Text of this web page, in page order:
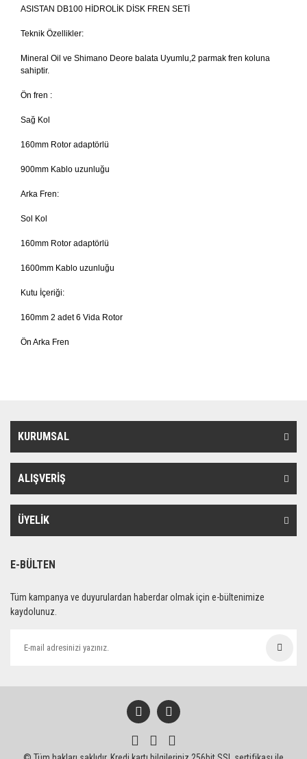
ASISTAN DB100 HİDROLİK DİSK FREN SETİ
Teknik Özellikler:
Mineral Oil ve Shimano Deore balata Uyumlu,2 parmak fren koluna
sahiptir.
Ön fren :
Sağ Kol
160mm Rotor adaptörlü
900mm Kablo uzunluğu
Arka Fren:
Sol Kol
160mm Rotor adaptörlü
1600mm Kablo uzunluğu
Kutu İçeriği:
160mm 2 adet 6 Vida Rotor
Ön Arka Fren
KURUMSAL
ALIŞVERİŞ
ÜYELİK
E-BÜLTEN
Tüm kampanya ve duyurulardan haberdar olmak için e-bültenimize
kaydolunuz.